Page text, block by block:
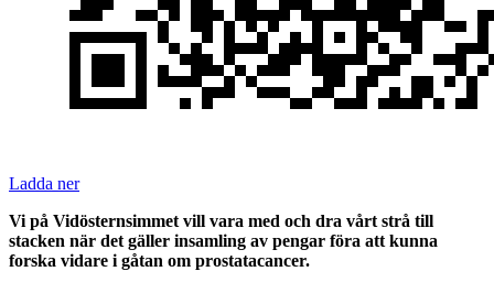
Ladda ner
Vi på Vidösternsimmet vill vara med och dra vårt strå till
stacken när det gäller insamling av pengar föra att kunna
forska vidare i gåtan om prostatacancer.